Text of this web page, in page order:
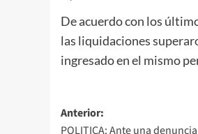
De acuerdo con los
las liquidaciones
ingresado en el mismo
Navegación
Anterior:
POLITICA: Ante una